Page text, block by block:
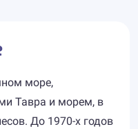
море,
Тавра и морем, в
До 1970-х годов